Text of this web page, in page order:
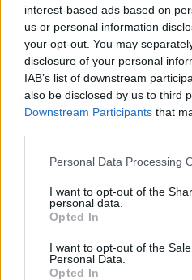
interest-based ads based on
us or personal information
your opt-out. You may
disclosure of your personal
IAB’s list of downstream
also be disclosed by us to third
Downstream Participants that
Please note that this website/
not limited to your visit or usage
grant or deny consent to
use your data for below
consent section.
Personal Data Processing
I want to opt-out of the
personal data.
Opted In
I want to opt-out of the
Personal Data.
Opted In
Pieve Comics 2026: tutto
Andrea Conforti · 6 Ago 2026